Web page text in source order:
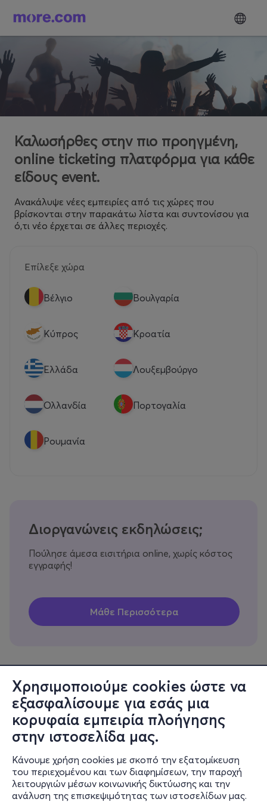
Χρησιμοποιούμε cookies ώστε να
εξασφαλίσουμε για εσάς μια
κορυφαία εμπειρία πλοήγησης
στην ιστοσελίδα μας.
Κάνουμε χρήση cookies με σκοπό την εξατομίκευση
του περιεχομένου και των διαφημίσεων, την παροχή
λειτουργιών μέσων κοινωνικής δικτύωσης και την
ανάλυση της επισκεψιμότητας των ιστοσελίδων μας.
Καλωσήρθες στην πιο προηγμένη,
online ticketing πλατφόρμα για κάθε
είδους event.
Ανακάλυψε νέες εμπειρίες από τις χώρες που
βρίσκονται στην παρακάτω λίστα και συντονίσου για
ό,τι νέο έρχεται σε άλλες περιοχές.
Επίλεξε χώρα
Βέλγιο Βουλγαρία
Κύπρος Κροατία
Eλλάδα Λουξεμβούργο
Ολλανδία Πορτογαλία
Ρουμανία
Διοργανώνεις εκδηλώσεις;
Πούλησε άμεσα εισιτήρια online, χωρίς κόστος
εγγραφής!
Πληροφορίες
Υποστήριξη
Stay Connected